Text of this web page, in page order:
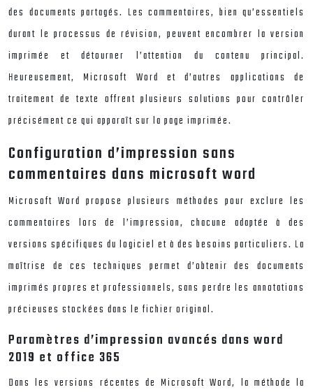
des documents partagés. Les commentaires, bien qu’essentiels
durant le processus de révision, peuvent encombrer la version
imprimée et détourner l’attention du contenu principal.
Heureusement, Microsoft Word et d’autres applications de
traitement de texte offrent plusieurs solutions pour contrôler
précisément ce qui apparaît sur la page imprimée.
Configuration d’impression sans
commentaires dans microsoft word
Microsoft Word propose plusieurs méthodes pour exclure les
commentaires lors de l’impression, chacune adaptée à des
versions spécifiques du logiciel et à des besoins particuliers. La
maîtrise de ces techniques permet d’obtenir des documents
imprimés propres et professionnels, sans perdre les annotations
précieuses stockées dans le fichier original.
Paramètres d’impression avancés dans word
2019 et office 365
Dans les versions récentes de Microsoft Word, la méthode la